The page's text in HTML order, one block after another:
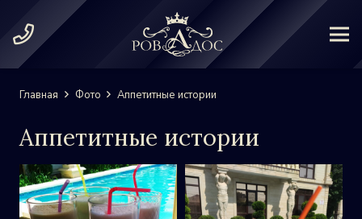
Главная Фото Аппетитные истории
Аппетитные истории